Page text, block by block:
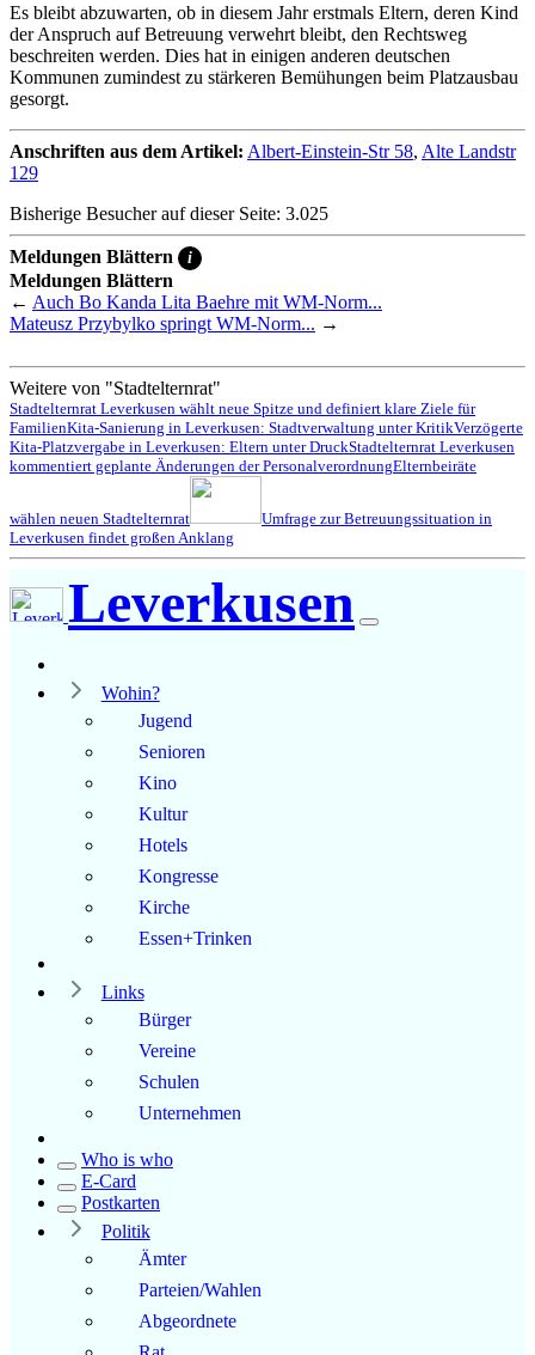
Es bleibt abzuwarten, ob in diesem Jahr erstmals Eltern, deren Kind
der Anspruch auf Betreuung verwehrt bleibt, den Rechtsweg
beschreiten werden. Dies hat in einigen anderen deutschen
Kommunen zumindest zu stärkeren Bemühungen beim Platzausbau
gesorgt.
Anschriften aus dem Artikel: Albert-Einstein-Str 58, Alte Landstr
129
Bisherige Besucher auf dieser Seite: 3.025
Meldungen Blättern i
Meldungen Blättern
← Auch Bo Kanda Lita Baehre mit WM-Norm...
Mateusz Przybylko springt WM-Norm... →
Weitere von "Stadtelternrat"
Stadtelternrat Leverkusen wählt neue Spitze und definiert klare Ziele für
FamilienKita-Sanierung in Leverkusen: Stadtverwaltung unter KritikVerzögerte
Kita-Platzvergabe in Leverkusen: Eltern unter DruckStadtelternrat Leverkusen
kommentiert geplante Änderungen der PersonalverordnungElternbeiräte
wählen neuen Stadtelternrat
Umfrage zur Betreuungssituation in
Leverkusen findet großen Anklang
Leverkusen
Wohin?
Jugend
Senioren
Kino
Kultur
Hotels
Kongresse
Kirche
Essen+Trinken
Links
Bürger
Vereine
Schulen
Unternehmen
Who is who
E-Card
Postkarten
Politik
Ämter
Parteien/Wahlen
Abgeordnete